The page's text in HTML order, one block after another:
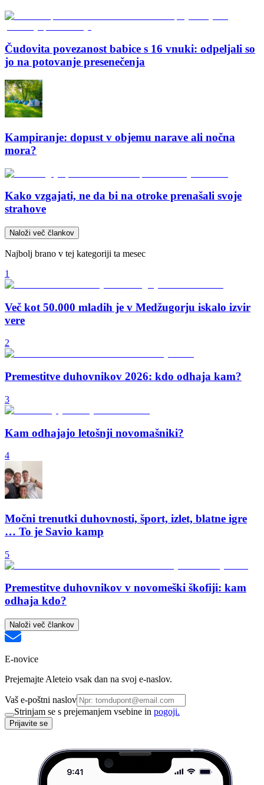
Čudovita povezanost babice s 16 vnuki: odpeljali so
jo na potovanje presenečenja
Kampiranje: dopust v objemu narave ali nočna
mora?
Kako vzgajati, ne da bi na otroke prenašali svoje
strahove
Naloži več člankov
Najbolj brano v tej kategoriji ta mesec
1
Več kot 50.000 mladih je v Medžugorju iskalo izvir
vere
2
Premestitve duhovnikov 2026: kdo odhaja kam?
3
Kam odhajajo letošnji novomašniki?
4
Močni trenutki duhovnosti, šport, izlet, blatne igre
… To je Savio kamp
5
Premestitve duhovnikov v novomeški škofiji: kam
odhaja kdo?
Naloži več člankov
E-novice
Prejemajte Aleteio vsak dan na svoj e-naslov.
Vaš e-poštni naslov
Strinjam se s prejemanjem vsebine in pogoji.
Prijavite se